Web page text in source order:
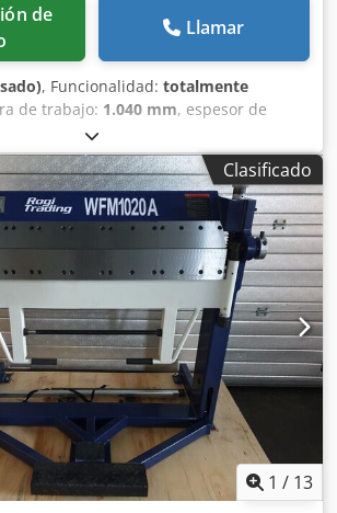
Llamar
, Funcionalidad: totalmente
de trabajo: 1.040 mm, espesor de
, Capacidad de curvado de 4 mm,
con contrapeso de gran tamaño,
amplio cerramiento de protección,
adicionales.
Clasificado
1 / 13